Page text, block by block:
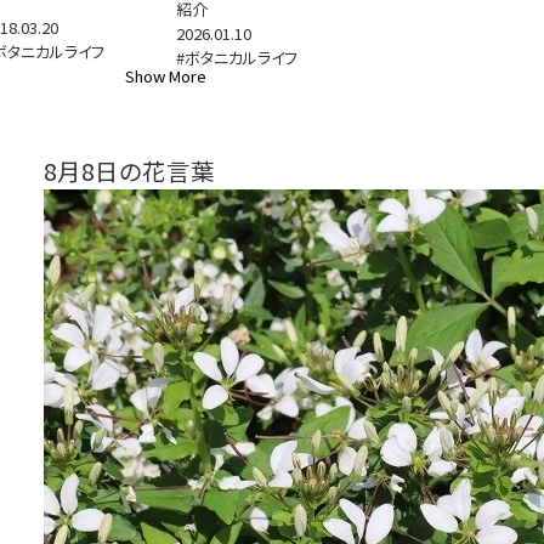
タニカルライフ
紹介
2026.01.10
#ボタニカルライフ
Show More
8月8日の花言葉